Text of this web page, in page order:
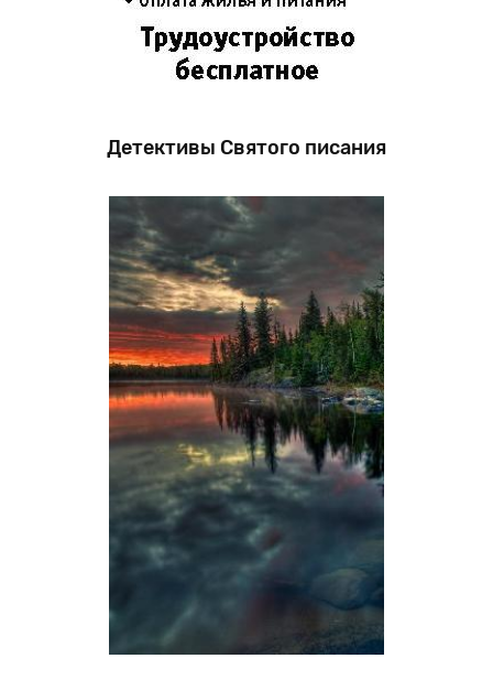
Детективы Святого писания